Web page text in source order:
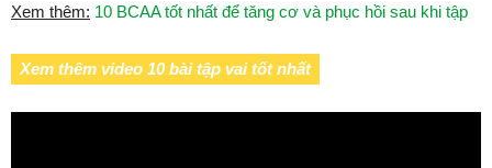
Xem thêm: 10 BCAA tốt nhất để tăng cơ và phục hồi sau khi tập
Xem thêm video 10 bài tập vai tốt nhất